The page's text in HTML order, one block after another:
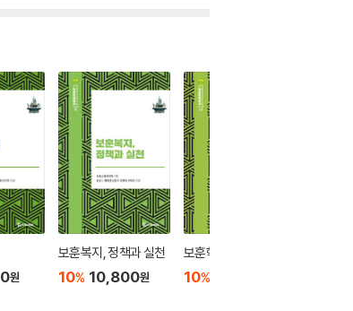
원
보훈복지, 정책과 실천
10% 10,800원
보훈학개론
10%